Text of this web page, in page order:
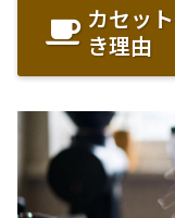
カセッ
き理由